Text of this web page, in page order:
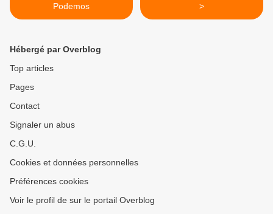
Podemos
>
Hébergé par Overblog
Top articles
Pages
Contact
Signaler un abus
C.G.U.
Cookies et données personnelles
Préférences cookies
Voir le profil de sur le portail Overblog